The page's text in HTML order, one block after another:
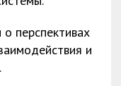
перспективах
и